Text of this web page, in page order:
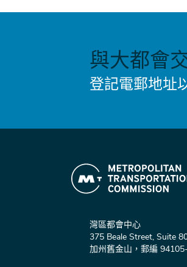
與大都會
登記電郵地址
灣區都會中心
375 Beale Street, Suite
加州舊金山，郵編